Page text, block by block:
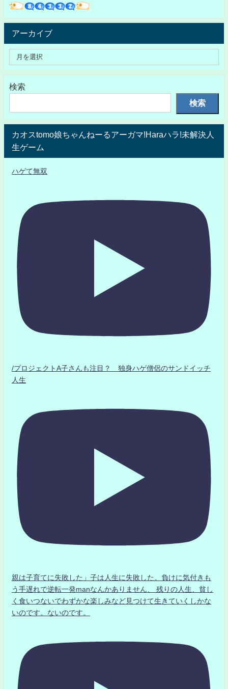
アーカイブ
検索
検索
カオスtomo娘ちゃんねーるアーガマ!Haraハラ!未解決人
生ゲーム
ハゲて無双
/プロジェクトA子さんも注目？ 独身ハゲ僧侶のサンドイッチ
人生
親は子育てに失敗した」子は人生に失敗した。負けに気付きも
う手遅れで逆転一発manなんかありません、 残りの人生、貧し
く食いつないでわずかな楽しみなど見つけて生きていくしかな
いのです。ないのです。